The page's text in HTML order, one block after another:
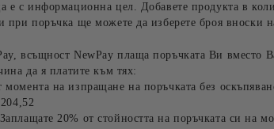
е с информационна цел. Добавете продукта в
при поръчка ще можете да изберете броя вноски
всъщност NewPay плаща поръчката Ви вместо
да я платите към тях:
на изпращане на поръчката без
20% от стойността на поръчката си на